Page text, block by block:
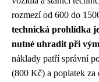
rozmezí od 600 do
technická prohlídka
nutné uhradit při
náklady patří správní
(800 Kč) a poplatek